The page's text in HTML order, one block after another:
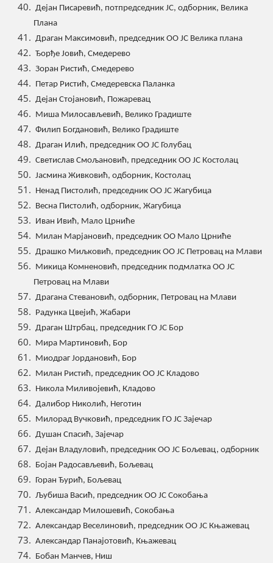
Дејан Писаревић, потпредседник ЈС, одборник, Велика
Плана
Драган Максимовић, председник ОО ЈС Велика плана
Ђорђе Јовић, Смедерево
Зоран Ристић, Смедерево
Петар Ристић, Смедеревска Паланка
Дејан Стојановић, Пожаревац
Миша Милосављевић, Велико Градиште
Филип Богдановић, Велико Градиште
Драган Илић, председник ОО ЈС Голубац
Светислав Смољановић, председник ОО ЈС Костолац
Јасмина Живковић, одборник, Костолац
Ненад Пистолић, председник ОО ЈС Жагубица
Весна Пистолић, одборник, Жагубица
Иван Ивић, Мало Црниће
Милан Марјановић, председник ОО Мало Црниће
Драшко Миљковић, председник ОО ЈС Петровац на Млави
Микица Комненовић, председник подмлатка ОО ЈС
Петровац на Млави
Драгана Стевановић, одборник, Петровац на Млави
Радунка Цвејић, Жабари
Драган Штрбац, председник ГО ЈС Бор
Мира Мартиновић, Бор
Миодраг Јордановић, Бор
Милан Ристић, председник ОО ЈС Кладово
Никола Миливојевић, Кладово
Далибор Николић, Неготин
Милорад Вучковић, председник ГО ЈС Зајечар
Душан Спасић, Зајечар
Дејан Владуловић, председник ОО ЈС Бољевац, одборник
Бојан Радосављевић, Бољевац
Горан Ђурић, Бољевац
Љубиша Васић, председник ОО ЈС Сокобања
Александар Милошевић, Сокобања
Александар Веселиновић, председник ОО ЈС Књажевац
Александар Панајотовић, Књажевац
Бобан Манчев, Ниш